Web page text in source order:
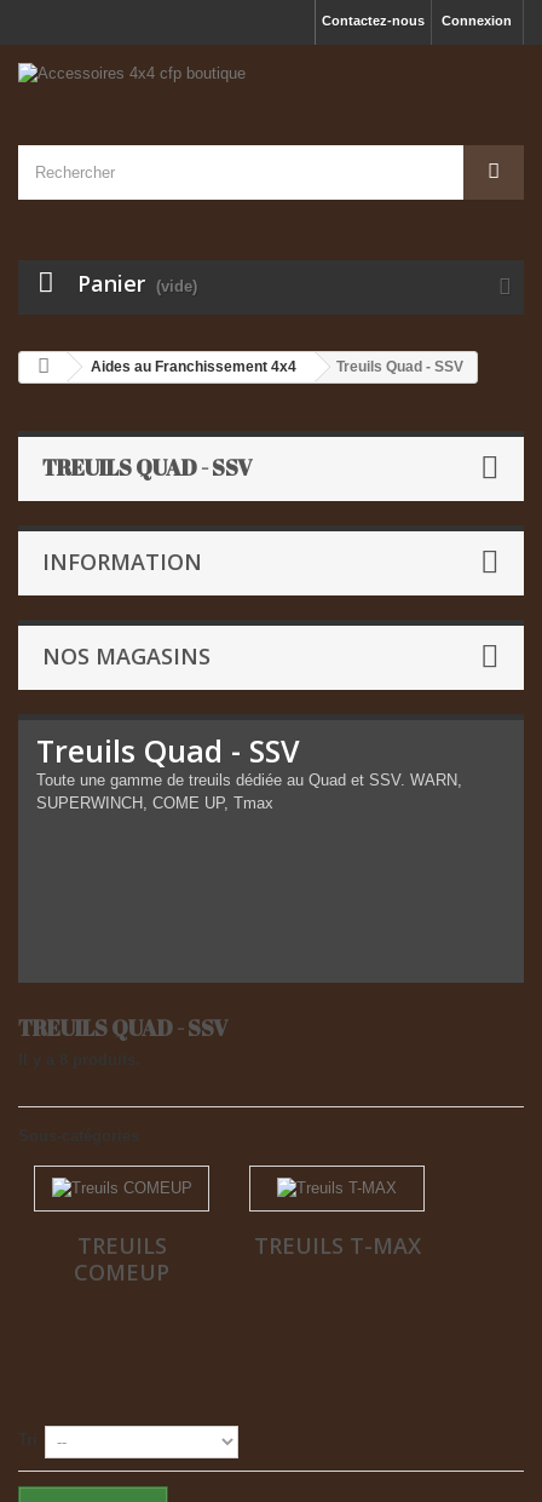
Connexion
Contactez-nous
Panier (vide)
Aides au Franchissement 4x4 Treuils Quad - SSV
TREUILS QUAD - SSV
INFORMATION
NOS MAGASINS
Treuils Quad - SSV
Toute une gamme de treuils dédiée au Quad et SSV. WARN,
SUPERWINCH, COME UP, Tmax
TREUILS QUAD - SSV
Sous-catégories
TREUILS
COMEUP
TREUILS T-MAX